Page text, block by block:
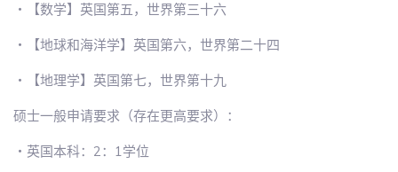
・【数学】英国第五，世界第三十六
・【地球和海洋学】英国第六，世界第二十四
・【地理学】英国第七，世界第十九
硕士一般申请要求（存在更高要求）：
・英国本科：2：1学位